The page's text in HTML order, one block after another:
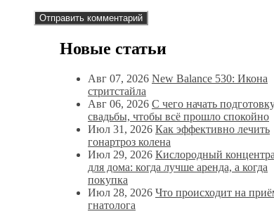
Новые статьи
Авг 07, 2026 New Balance 530: Икона
стритстайла
Авг 06, 2026 С чего начать
свадьбы, чтобы всё прошло спокойно
Июл 31, 2026 Как эффективно лечить
гонартроз колена
Июл 29, 2026 Кислородный
для дома: когда лучше аренда, а когда
покупка
Июл 28, 2026 Что происходит на
гнатолога